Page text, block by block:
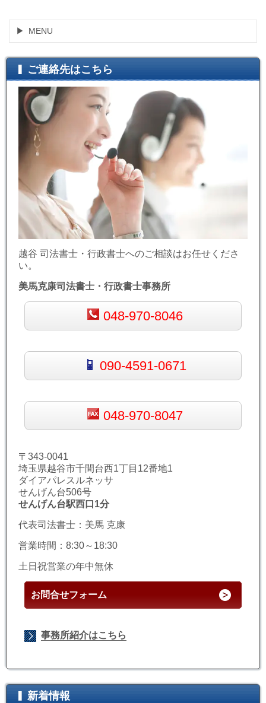
MENU
ご連絡先はこちら
越谷 司法書士・行政書士へのご相談はお任せくださ
い。
美馬克康司法書士・行政書士事務所
048-970-8046
090-4591-0671
048-970-8047
〒343-0041
埼玉県越谷市千間台西1丁目12番地1
ダイアパレスルネッサ
せんげん台506号
せんげん台駅西口1分
代表司法書士：美馬 克康
営業時間：8:30～18:30
土日祝営業の年中無休
お問合せフォーム
事務所紹介はこちら
新着情報